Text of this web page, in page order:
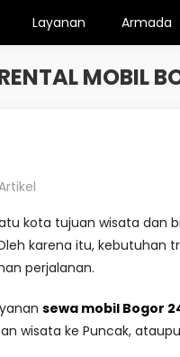
Layanan Armada
MOBIL
kota tujuan wisata dan
karena itu,
perjalanan.
sewa mobil Bogor
wisata ke Puncak,